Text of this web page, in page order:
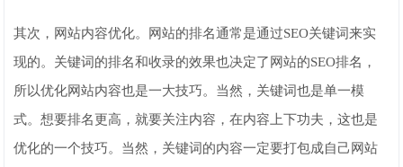
其次，网站内容优化。网站的排名通常是通过SEO关键词来实
现的。关键词的排名和收录的效果也决定了网站的SEO排名，
所以优化网站内容也是一大技巧。当然，关键词也是单一模
式。想要排名更高，就要关注内容，在内容上下功夫，这也是
优化的一个技巧。当然，关键词的内容一定要打包成自己网站